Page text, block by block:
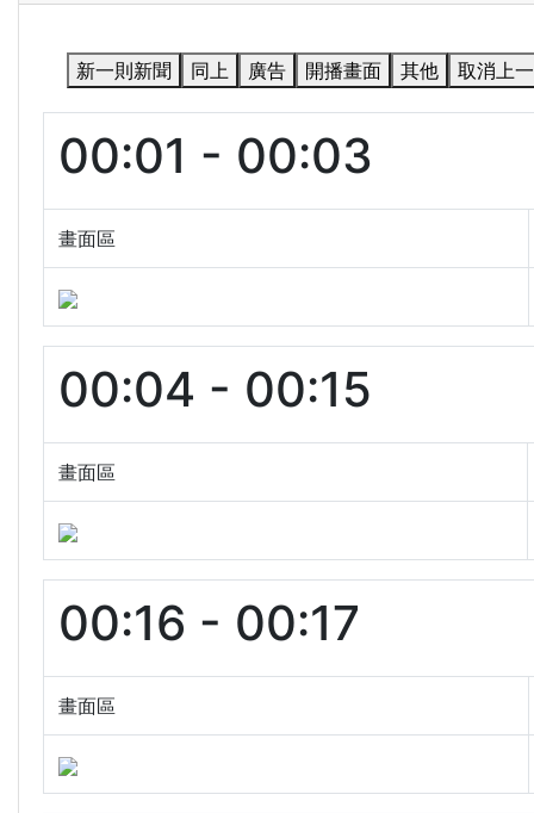
新一則新聞 同上 廣告 開播畫面 其他 取消上
00:01 - 00:03
畫面區
00:04 - 00:15
畫面區
00:16 - 00:17
畫面區